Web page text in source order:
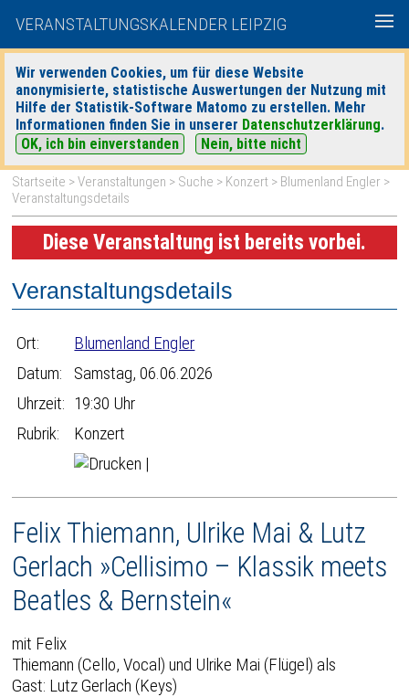
VERANSTALTUNGSKALENDER LEIPZIG
Wir verwenden Cookies, um für diese Website
anonymisierte, statistische Auswertungen der Nutzung mit
Hilfe der Statistik-Software Matomo zu erstellen. Mehr
Informationen finden Sie in unserer Datenschutzerklärung.
OK, ich bin einverstanden
Nein, bitte nicht
heute|morgen| Detaillierte Suche
Startseite >Veranstaltungen > Suche > Konzert > Blumenland Engler >
Veranstaltungsdetails
Diese Veranstaltung ist bereits vorbei.
Veranstaltungsdetails
Ort:
Blumenland Engler
Datum:
Samstag, 06.06.2026
Uhrzeit: 19:30 Uhr
Rubrik:
Konzert
|
Felix Thiemann, Ulrike Mai & Lutz
Gerlach »Cellisimo – Klassik meets
Beatles & Bernstein«
mit Felix
Thiemann (Cello, Vocal) und Ulrike Mai (Flügel) als
Gast: Lutz Gerlach (Keys)